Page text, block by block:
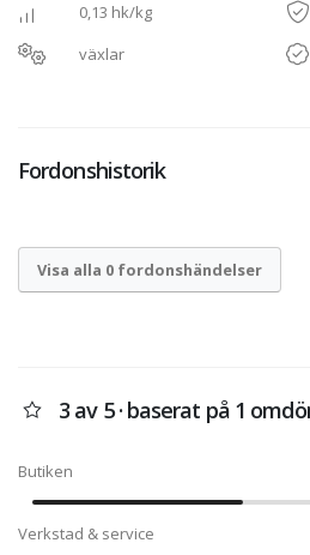
0,13 hk/kg
växlar
Fordonshistorik
Visa alla 0 fordonshändelser
3 av 5 · baserat på 1
Butiken
Verkstad & service